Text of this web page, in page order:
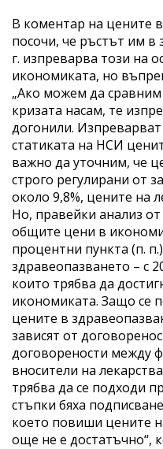
В коментар на цените
посочи, че ръстът им в
г. изпреварва този на
икономиката, но
„Ако можем да сравним
кризата насам, те
догонили.
статиката на НСИ
важно да уточним, че
строго регулирани от
около 9,8%, цените на
Но, правейки анализ
общите цени в
процентни пункта (п.
здравеопазването – с
които трябва да
икономиката. Защо се
цените в
зависят от
договорености между
вносители на
трябва да се подходи
стъпки бяха
което повиши цените
още не е достатъчно“,